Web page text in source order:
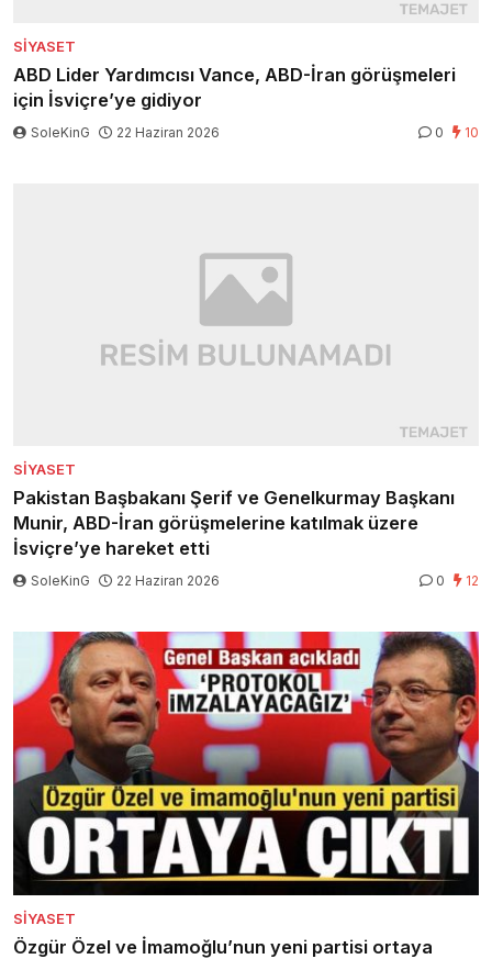
SIYASET
ABD Lider Yardımcısı Vance, ABD-İran görüşmeleri
için İsviçre’ye gidiyor
SoleKinG 22 Haziran 2026 0 10
SIYASET
Pakistan Başbakanı Şerif ve Genelkurmay Başkanı
Munir, ABD-İran görüşmelerine katılmak üzere
İsviçre’ye hareket etti
SoleKinG 22 Haziran 2026 0 12
SIYASET
Özgür Özel ve İmamoğlu’nun yeni partisi ortaya